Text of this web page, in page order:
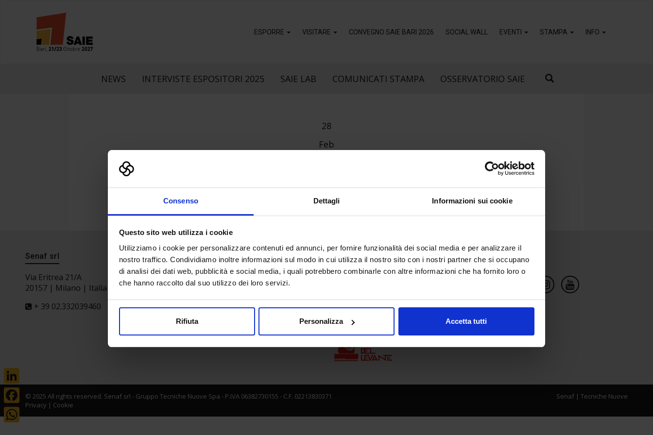
Consenso Dettagli Informazioni sui cookie
Questo sito web utilizza i cookie
Utilizziamo i cookie per personalizzare contenuti ed annunci, per fornire funzionalità dei social media e per analizzare il
nostro traffico. Condividiamo inoltre informazioni sul modo in cui utilizza il nostro sito con i nostri partner che si occupano
di analisi dei dati web, pubblicità e social media, i quali potrebbero combinarle con altre informazioni che ha fornito loro o
che hanno raccolto dal suo utilizzo dei loro servizi.
Rifiuta Personalizza Accetta tutti
ESPORRE VISITARE CONVEGNO SAIE BARI 2026 SOCIAL WALL EVENTI STAMPA INFO
NEWS INTERVISTE ESPOSITORI 2025 SAIE LAB COMUNICATI STAMPA OSSERVATORIO SAIE
28
Feb
LinkedIn
Facebook
WhatsApp
Senaf srl
Via Eritrea 21/A
20157 | Milano | Italia
+ 39 02.332039460
Progetto e direzione In collaborazione con Social Network
© 2025 All rights reserved. Senaf srl - Gruppo Tecniche Nuove Spa - P.IVA 06382730155 - C.F. 02213830371
Privacy | Cookie
Senaf| Tecniche Nuove
LinkedIn
Facebook